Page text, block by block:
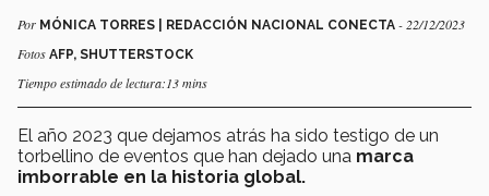
Por MÓNICA TORRES | REDACCIÓN NACIONAL CONECTA - 22/12/2023
Fotos AFP, SHUTTERSTOCK
Tiempo estimado de lectura:13 mins
El año 2023 que dejamos atrás ha sido testigo de un
torbellino de eventos que han dejado una marca
imborrable en la historia global.